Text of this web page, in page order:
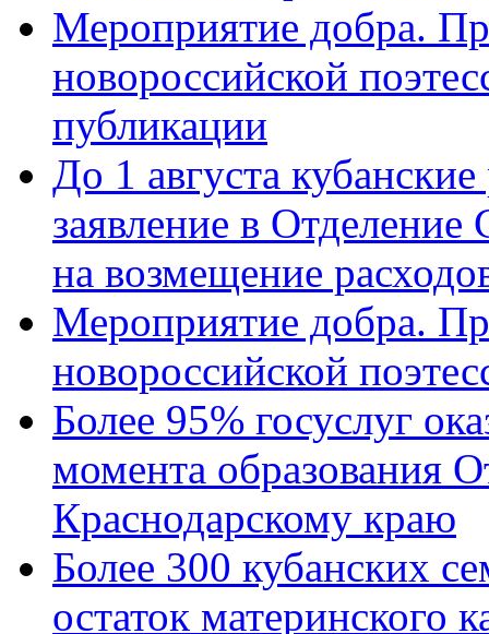
Мероприятие добра.
новороссийской
публикации
До 1 августа
заявление в
на возмещение
Мероприятие добра.
новороссийской
Более 95% госуслуг
момента образования
Краснодарскому краю
Более 300 кубанских
остаток материнского